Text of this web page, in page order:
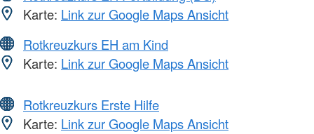
Karte: Link zur Google Maps Ansicht
Rotkreuzkurs EH am Kind
Karte: Link zur Google Maps Ansicht
Rotkreuzkurs Erste Hilfe
Karte: Link zur Google Maps Ansicht